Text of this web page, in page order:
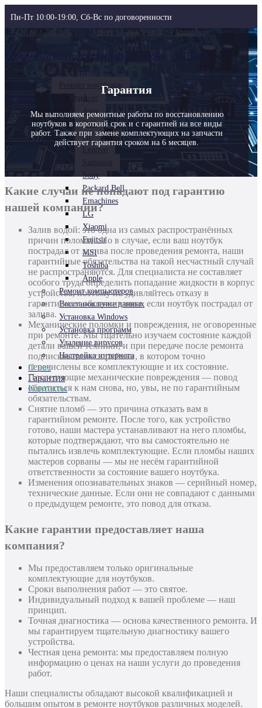
Пн-Пт 10:00-19:00, Сб-Вс по договоренности
+420 602 702 575
Americká 293, Praha 2 - Vinohrady
Сервисный центр компьютерной техники в Праге
Сервис техники
Ремонт ноутбуков
Acer
Asus
Dell
HP
Lenovo
Sony
Packard Bell
Emachines
LG
Xiaomi
Fujitsu
MSI
Toshiba
Apple
Ремонт компьютеров
Восстановление данных
Установка Windows
Установка программ
Удаление вирусов
Настройка интернета
О нас
Гарантия
Контакты
Гарантия
Гарантия
Мы выполняем ремонтные работы по восстановлению
ноутбуков в короткий срок и с гарантией на все виды
работ. Также при замене комплектующих на запчасти
действует гарантия сроком на 6 месяцев.
Какие случаи не попадают под гарантию
нашей компании?
Залив водой: это одна из самых распространённых
причин поломки. Но в случае, если ваш ноутбук
пострадал от залива после проведения ремонта, наши
гарантийные обязательства на такой несчастный случай
не распространяются. Для специалиста не составляет
особого труда определить попадание жидкости в корпус
устройства, поэтому не удивляйтесь отказу в
гарантийном обслуживании, если ноутбук пострадал от
залива.
Механические поломки и повреждения, не оговоренные
при ремонте. Мы тщательно изучаем состояние каждой
детали вашей техники, и при передаче после ремонта
подписываем акт приёмки, в котором точно
перечислены все комплектующие и их состояние.
Последующие механические повреждения — повод
обратиться к нам снова, но, увы, не по гарантийным
обязательствам.
Снятие пломб — это причина отказать вам в
гарантийном ремонте. После того, как устройство
готово, наши мастера устанавливают на него пломбы,
которые подтверждают, что вы самостоятельно не
пытались извлечь комплектующие. Если пломбы наших
мастеров сорваны — мы не несём гарантийной
ответственности за состояние вашего ноутбука.
Изменения опознавательных знаков — серийный номер,
технические данные. Если они не совпадают с данными
о предыдущем ремонте, это повод для отказа.
Какие гарантии предоставляет наша
компания?
Мы предоставляем только оригинальные
комплектующие для ноутбуков.
Сроки выполнения работ — это святое.
Индивидуальный подход к вашей проблеме — наш
принцип.
Точная диагностика — основа качественного ремонта. И
мы гарантируем тщательную диагностику вашего
устройства.
Честная цена ремонта: мы предоставляем полную
информацию о ценах на наши услуги до проведения
работ.
Наши специалисты обладают высокой квалификацией и
большим опытом в ремонте ноутбуков различных моделей.